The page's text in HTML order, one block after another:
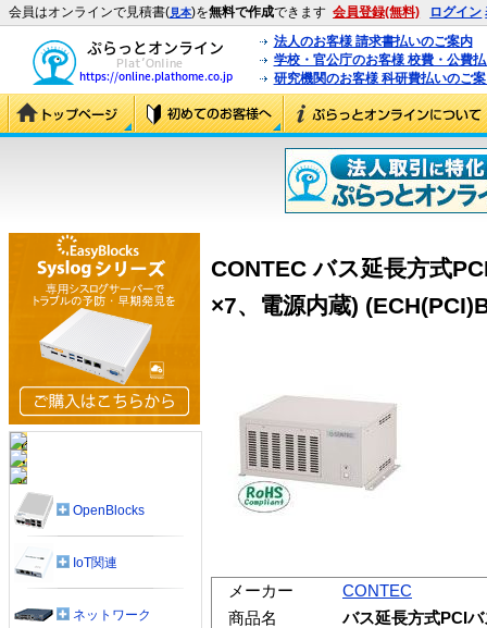
会員はオンラインで見積書(見本)を無料で作成できます 会員登録(無料) ログイン
法人のお客様 請求書払いのご案内
学校・官公庁のお客様 校費・公費
研究機関のお客様 科研費払いのご
CONTEC バス延長方式
×7、電源内蔵)
メーカー
CONTEC
商品名
バス延長方式PCI
OpenBlocks
IoT関連
ネットワーク